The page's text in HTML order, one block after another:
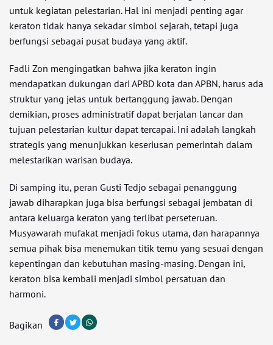
untuk kegiatan pelestarian. Hal ini menjadi penting agar
keraton tidak hanya sekadar simbol sejarah, tetapi juga
berfungsi sebagai pusat budaya yang aktif.
Fadli Zon mengingatkan bahwa jika keraton ingin
mendapatkan dukungan dari APBD kota dan APBN, harus ada
struktur yang jelas untuk bertanggung jawab. Dengan
demikian, proses administratif dapat berjalan lancar dan
tujuan pelestarian kultur dapat tercapai. Ini adalah langkah
strategis yang menunjukkan keseriusan pemerintah dalam
melestarikan warisan budaya.
Di samping itu, peran Gusti Tedjo sebagai penanggung
jawab diharapkan juga bisa berfungsi sebagai jembatan di
antara keluarga keraton yang terlibat perseteruan.
Musyawarah mufakat menjadi fokus utama, dan harapannya
semua pihak bisa menemukan titik temu yang sesuai dengan
kepentingan dan kebutuhan masing-masing. Dengan ini,
keraton bisa kembali menjadi simbol persatuan dan
harmoni.
Bagikan